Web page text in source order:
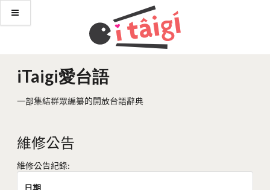
iTaigi愛台語
一部集結群眾編纂的開放台語辭典
維修公告
維修公告紀錄: